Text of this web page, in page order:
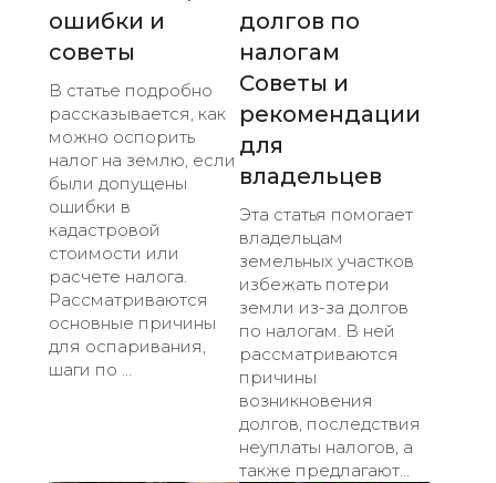
ошибки и
советы
В статье подробно
рассказывается, как
можно оспорить
налог на землю, если
были допущены
ошибки в
кадастровой
стоимости или
расчете налога.
Рассматриваются
основные причины
для оспаривания,
шаги по ...
долгов по
налогам
Советы и
рекомендации
для
владельцев
Эта статья помогает
владельцам
земельных участков
избежать потери
земли из-за долгов
по налогам. В ней
рассматриваются
причины
возникновения
долгов, последствия
неуплаты налогов, а
также предлагают...